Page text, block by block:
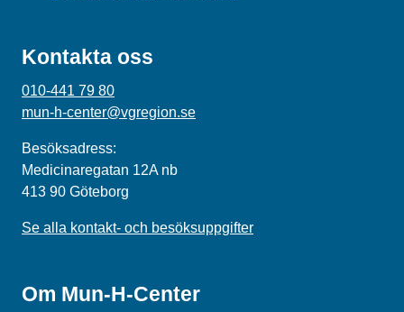
Kontakta oss
010-441 79 80
mun-h-center@vgregion.se
Besöksadress:
Medicinaregatan 12A nb
413 90 Göteborg
Se alla kontakt- och besöksuppgifter
Om Mun-H-Center